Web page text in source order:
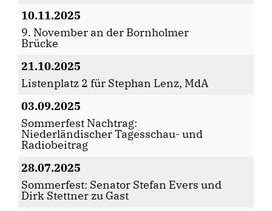
10.11.2025
9. November an der Bornholmer
Brücke
21.10.2025
Listenplatz 2 für Stephan Lenz, MdA
03.09.2025
Sommerfest Nachtrag:
Niederländischer Tagesschau- und
Radiobeitrag
28.07.2025
Sommerfest: Senator Stefan Evers und
Dirk Stettner zu Gast